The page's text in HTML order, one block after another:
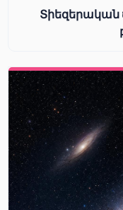
Տիեզերական